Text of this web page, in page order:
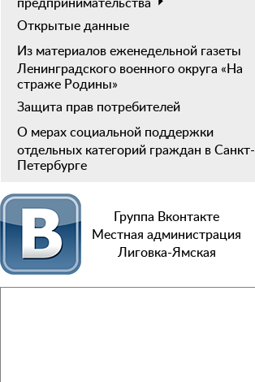
Открытые данные
Из материалов еженедельной газеты
Ленинградского военного округа «На
страже Родины»
Защита прав потребителей
О мерах социальной поддержки
отдельных категорий граждан в Санкт-
Петербурге
Группа Вконтакте
Местная администрация
Лиговка-Ямская